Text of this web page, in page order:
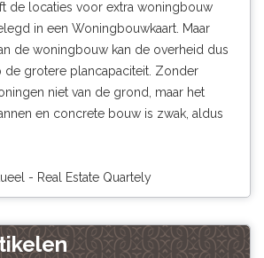
de locaties voor extra woningbouw
in een Woningbouwkaart . Maar
de woningbouw kan de overheid dus
de grotere plancapaciteit. Zonder
niet van de grond, maar het
en concrete bouw is zwak, aldus
- Real Estate Quartely